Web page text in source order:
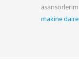
makine